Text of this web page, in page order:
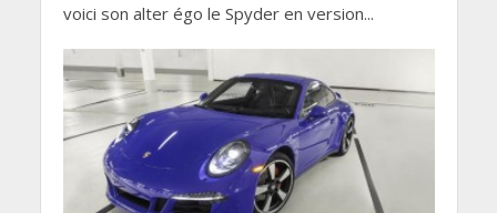
voici son alter égo le Spyder en version...